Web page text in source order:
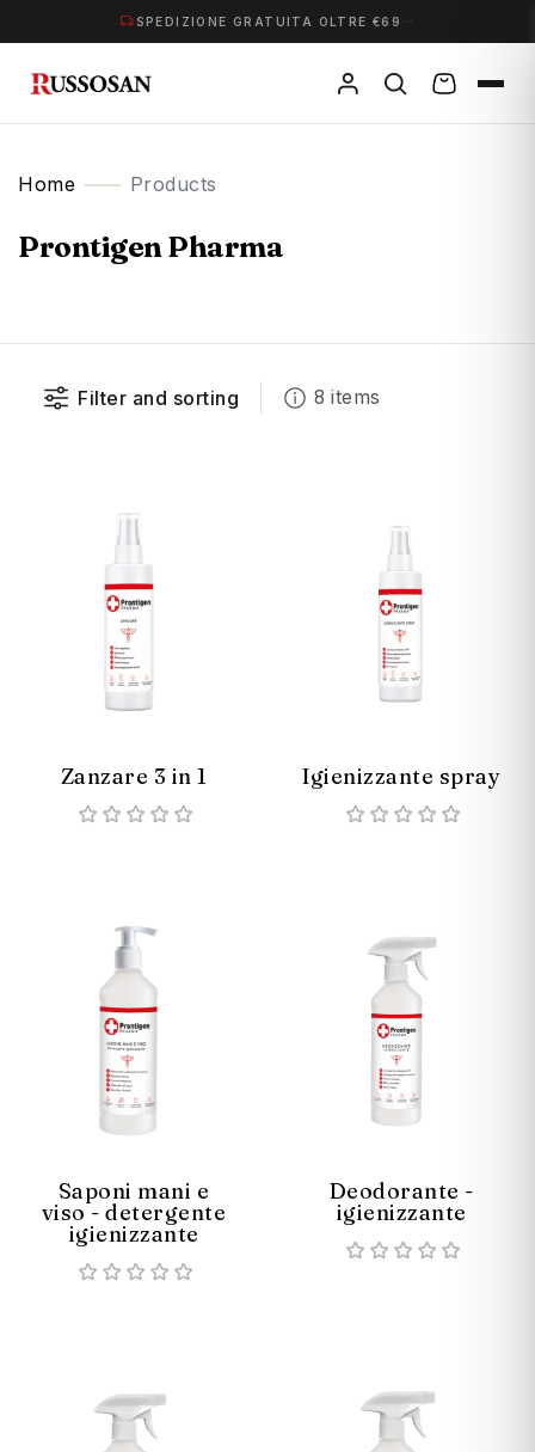
SPEDIZIONE GRATUITA OLTRE €69 ···
Home Products
Prontigen Pharma
Filter and sorting 8 items
Zanzare 3 in 1 Igienizzante spray
Saponi mani e
viso - detergente
igienizzante
Deodorante -
igienizzante